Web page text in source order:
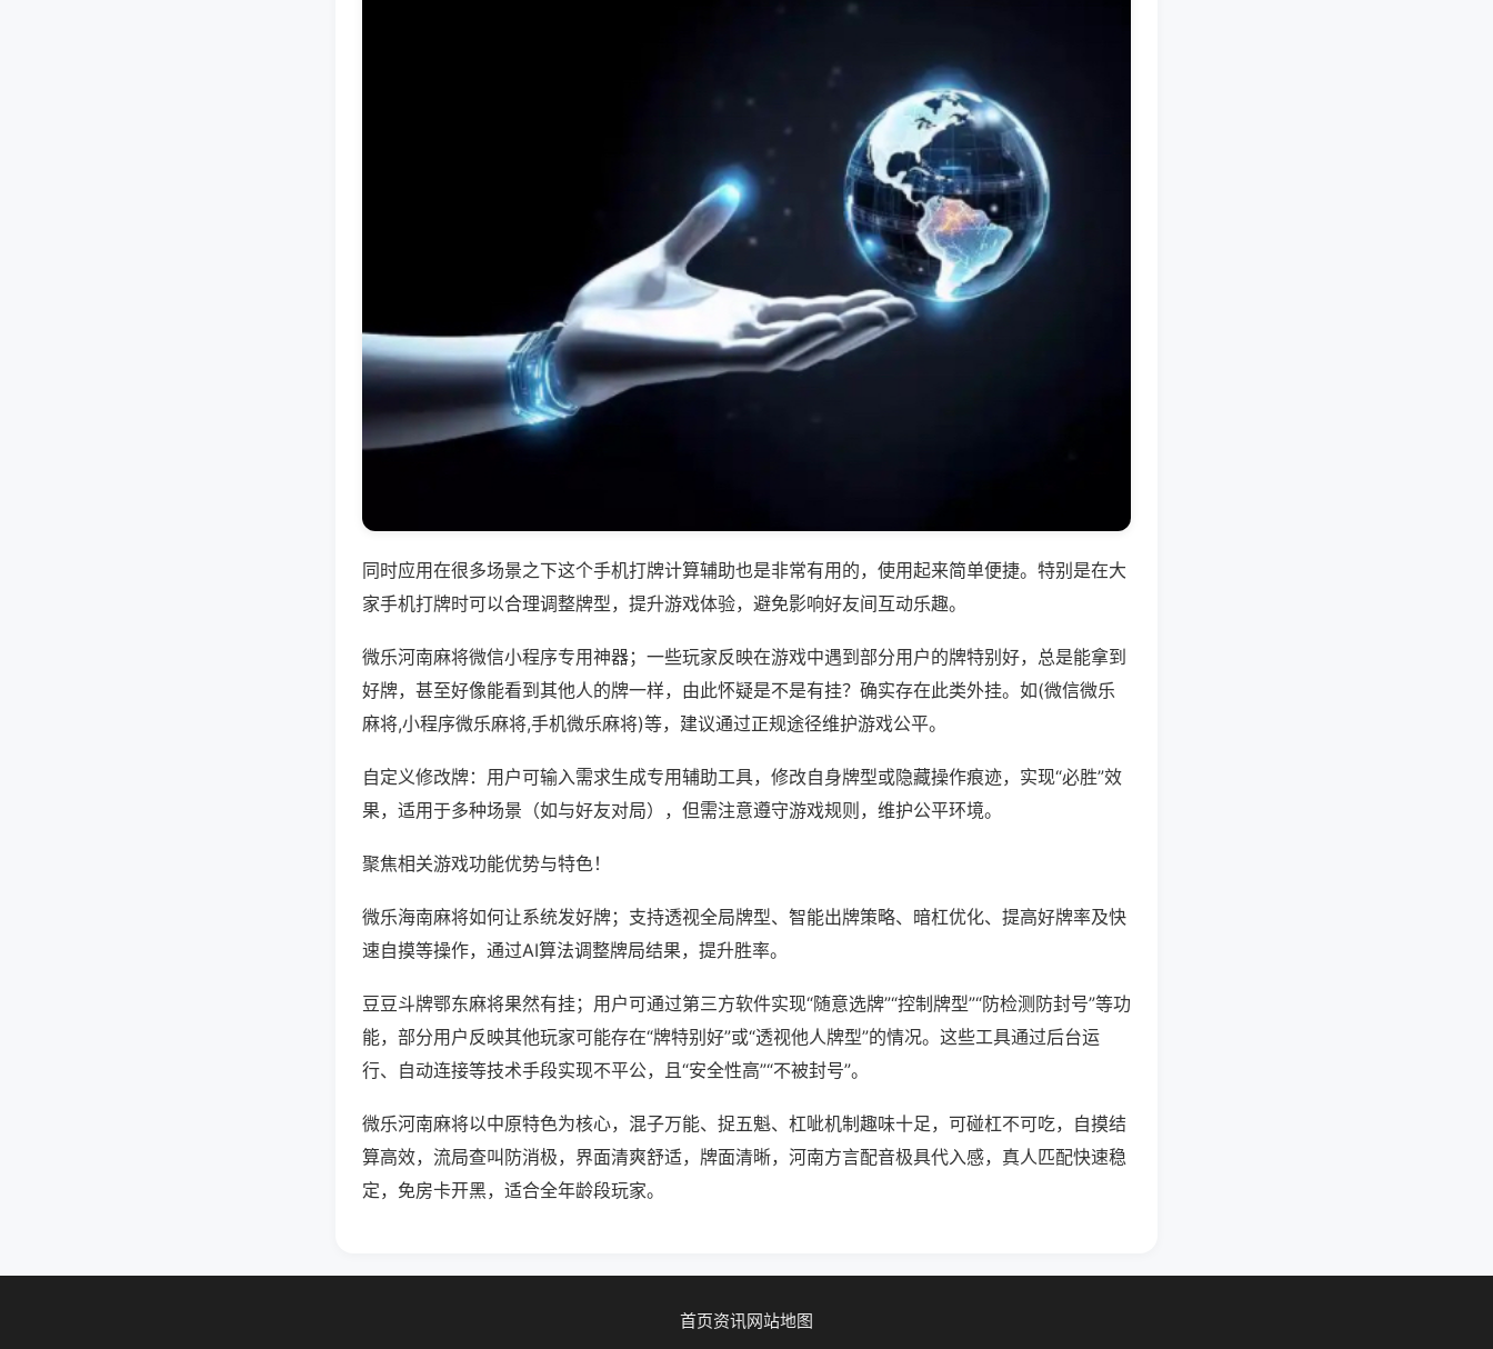
同时应用在很多场景之下这个手机打牌计算辅助也是非常有用的，使用起来简单便捷。特别是在大
家手机打牌时可以合理调整牌型，提升游戏体验，避免影响好友间互动乐趣。
微乐河南麻将微信小程序专用神器；一些玩家反映在游戏中遇到部分用户的牌特别好，总是能拿到
好牌，甚至好像能看到其他人的牌一样，由此怀疑是不是有挂？确实存在此类外挂。如(微信微乐
麻将,小程序微乐麻将,手机微乐麻将)等，建议通过正规途径维护游戏公平。
自定义修改牌：用户可输入需求生成专用辅助工具，修改自身牌型或隐藏操作痕迹，实现“必胜”效
果，适用于多种场景（如与好友对局），但需注意遵守游戏规则，维护公平环境。
聚焦相关游戏功能优势与特色！
微乐海南麻将如何让系统发好牌；支持透视全局牌型、智能出牌策略、暗杠优化、提高好牌率及快
速自摸等操作，通过AI算法调整牌局结果，提升胜率。
豆豆斗牌鄂东麻将果然有挂；用户可通过第三方软件实现“随意选牌”“控制牌型”“防检测防封号”等功
能，部分用户反映其他玩家可能存在“牌特别好”或“透视他人牌型”的情况。这些工具通过后台运
行、自动连接等技术手段实现不平公，且“安全性高”“不被封号”。
微乐河南麻将以中原特色为核心，混子万能、捉五魁、杠呲机制趣味十足，可碰杠不可吃，自摸结
算高效，流局查叫防消极，界面清爽舒适，牌面清晰，河南方言配音极具代入感，真人匹配快速稳
定，免房卡开黑，适合全年龄段玩家。
首页资讯网站地图